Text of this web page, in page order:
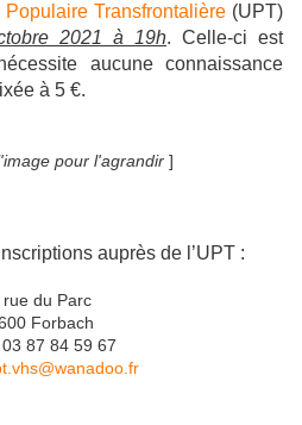
Populaire Transfrontalière (UPT)
2021 à 19h. Celle-ci est
aucune connaissance
à 5 €.
pour l'agrandir ]
auprès de l’UPT :
rue du Parc
Forbach
87 84 59 67